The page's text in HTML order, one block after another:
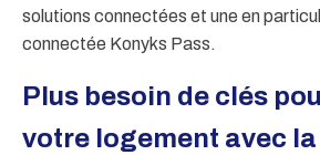
solutions connectées et une en
connectée Konyks Pass.
Plus besoin de clés
votre logement avec